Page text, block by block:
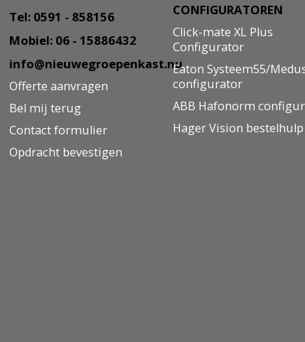
Tel: 0591 - 858156
Mobiel: 06 - 15886432
info@nieuwegroepenkast.nu
Offerte aanvragen
Bel mij terug
Contact formulier
Opdracht bevestigen
CONFIGURATOREN
Click-mate XL Plus
Configurator
Eaton Systeem55/
configurator
ABB Hafonorm
Hager Vision bestelhulp